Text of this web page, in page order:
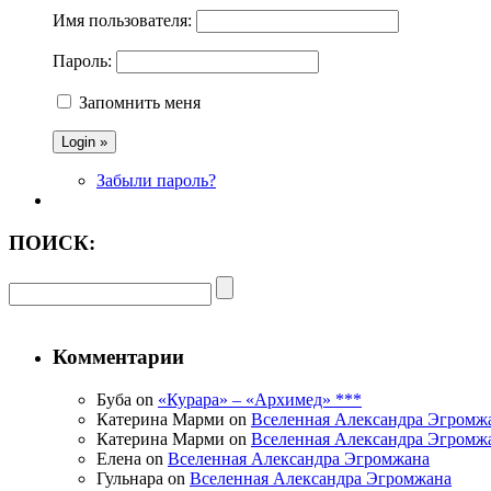
Имя пользователя:
Пароль:
Запомнить меня
Забыли пароль?
ПОИСК:
Комментарии
Буба on «Курара» – «Архимед» ***
Катерина Марми on Вселенная Александра
Катерина Марми on Вселенная Александра
Елена on Вселенная Александра Эгромжана
Гульнара on Вселенная Александра Эгромжана